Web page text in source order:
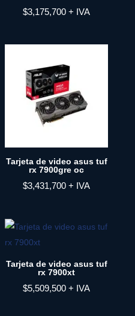
$3,175,700 + IVA
Tarjeta de video asus tuf
rx 7900gre oc
$3,431,700 + IVA
Tarjeta de video asus tuf
rx 7900xt
$5,509,500 + IVA